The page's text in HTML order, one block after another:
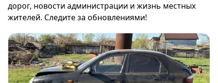
дорог, новости администрации и жизнь местных
жителей. Следите за обновлениями!